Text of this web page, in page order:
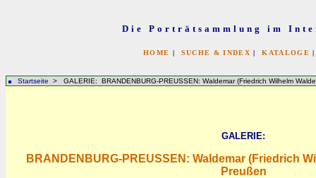
Die Porträtsammlung im
HOME | SUCHE & INDEX |KATALOGE
Startseite > GALERIE: BRANDENBURG-PREUSSEN: Waldemar (Friedrich Wilhelm
GALERIE:
BRANDENBURG-PREUSSEN: Waldemar (Friedrich
Preußen